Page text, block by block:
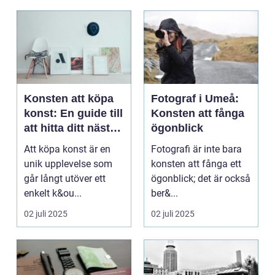
Konsten att köpa
konst: En guide till
att hitta ditt nästa
mästerverk
Att köpa konst är en
unik upplevelse som
går långt utöver ett
enkelt k&ou...
02 juli 2025
Fotograf i Umeå:
Konsten att fånga
ögonblick
Fotografi är inte bara
konsten att fånga ett
ögonblick; det är också
ber&...
02 juli 2025